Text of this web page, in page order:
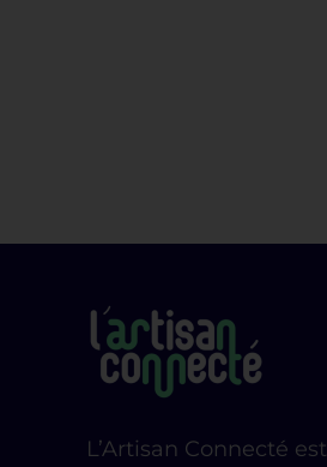
L’Artisan Connecté est